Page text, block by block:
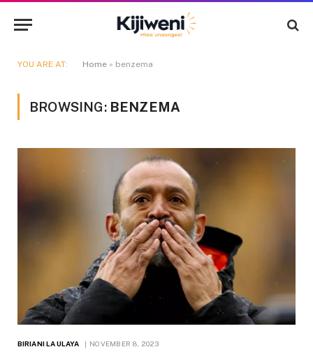
YOU ARE AT: Home » benzema
BROWSING: BENZEMA
BIRIANI LA ULAYA NOVEMBER 8, 2023